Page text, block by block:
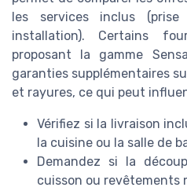
les services inclus (prise
installation). Certains
proposant la gamme
garanties supplémentaires
et rayures, ce qui peut
Vérifiez si la livraison
la cuisine ou la salle de
Demandez si la
cuisson ou revêtements